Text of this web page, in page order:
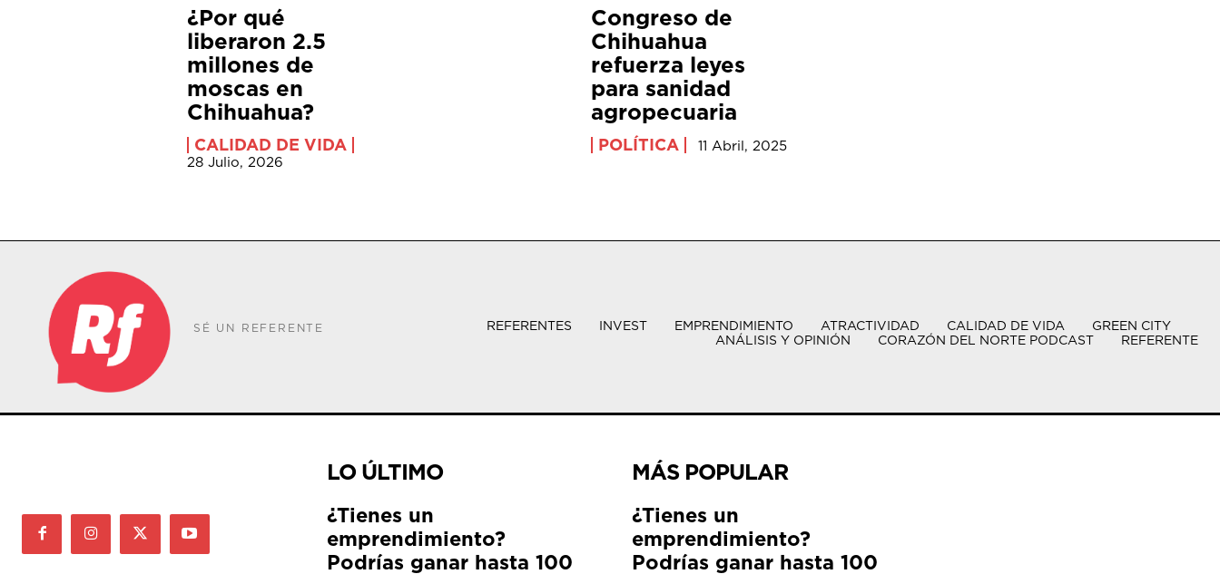
¿Por qué
liberaron 2.5
millones de
moscas en
Chihuahua?
CALIDAD DE VIDA
28 Julio, 2026
Congreso de
Chihuahua
refuerza leyes
para sanidad
agropecuaria
POLÍTICA 11 Abril, 2025
SÉ UN REFERENTE REFERENTES INVEST EMPRENDIMIENTO ATRACTIVIDAD CALIDAD DE VIDA
GREEN CITY
ANÁLISIS Y OPINIÓN
CORAZÓN DEL NORTE PODCAST REFERENTE
LO ÚLTIMO
¿Tienes un
emprendimiento?
Podrías ganar hasta 100
MÁS POPULAR
¿Tienes un
emprendimiento?
Podrías ganar hasta 100